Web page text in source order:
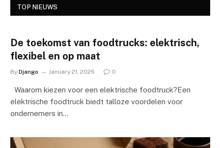
TOP NIEUWS
De toekomst van foodtrucks: elektrisch,
flexibel en op maat
By Django January 21, 2026 0
Waarom kiezen voor een elektrische foodtruck?Een
elektrische foodtruck biedt talloze voordelen voor
ondernemers in…